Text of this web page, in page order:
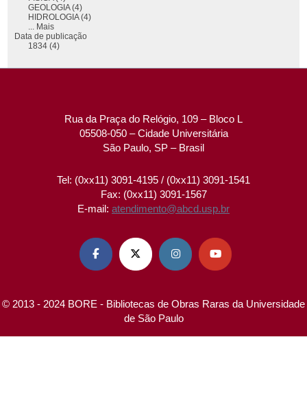
GEOLOGIA (4)
HIDROLOGIA (4)
... Mais
Data de publicação
1834 (4)
Rua da Praça do Relógio, 109 – Bloco L
05508-050 – Cidade Universitária
São Paulo, SP – Brasil
Tel: (0xx11) 3091-4195 / (0xx11) 3091-1541
Fax: (0xx11) 3091-1567
E-mail: atendimento@abcd.usp.br
   
© 2013 - 2024 BORE - Bibliotecas de Obras Raras da Universidade
de São Paulo